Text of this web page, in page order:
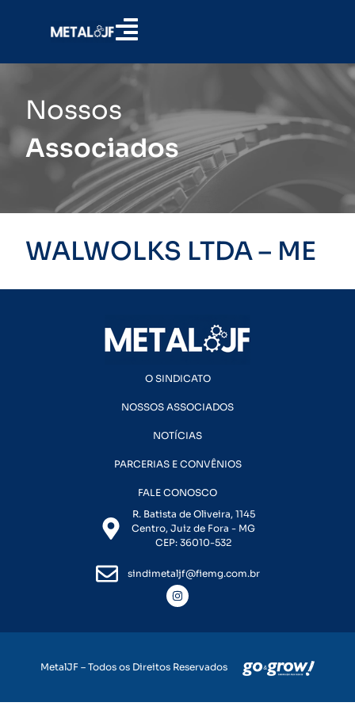
Nossos
Associados
WALWOLKS LTDA – ME
O SINDICATO
NOSSOS ASSOCIADOS
NOTÍCIAS
PARCERIAS E CONVÊNIOS
FALE CONOSCO
R. Batista de Oliveira, 1145
Centro, Juiz de Fora - MG
CEP: 36010-532
sindimetaljf@fiemg.com.br
MetalJF – Todos os Direitos Reservados